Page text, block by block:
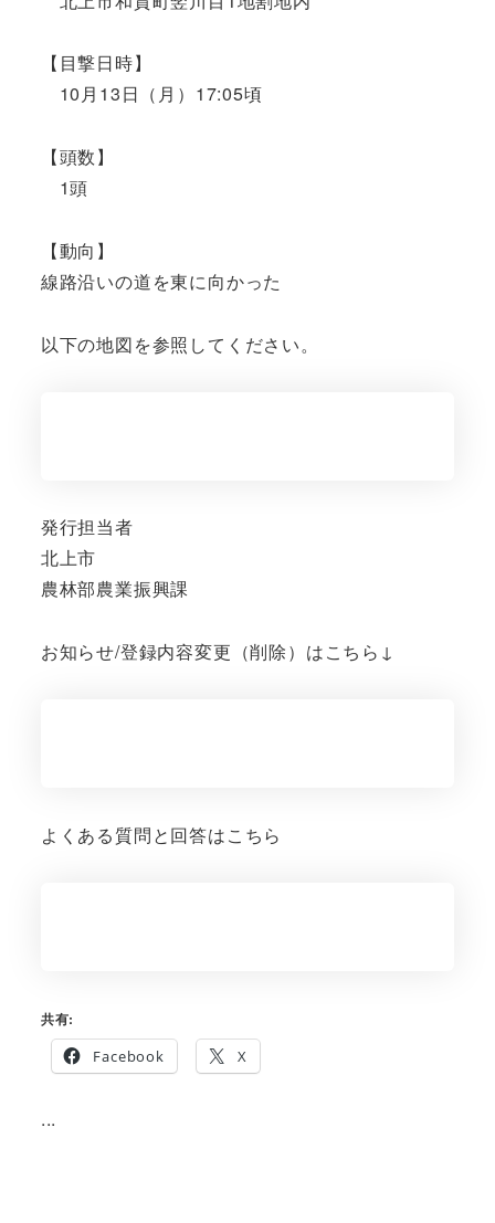
【目撃日時】
10月13日（月）17:05頃
【頭数】
1頭
【動向】
線路沿いの道を東に向かった
以下の地図を参照してください。
発行担当者
北上市
農林部農業振興課
お知らせ/登録内容変更（削除）はこちら↓
よくある質問と回答はこちら
共有:
Facebook
X
...